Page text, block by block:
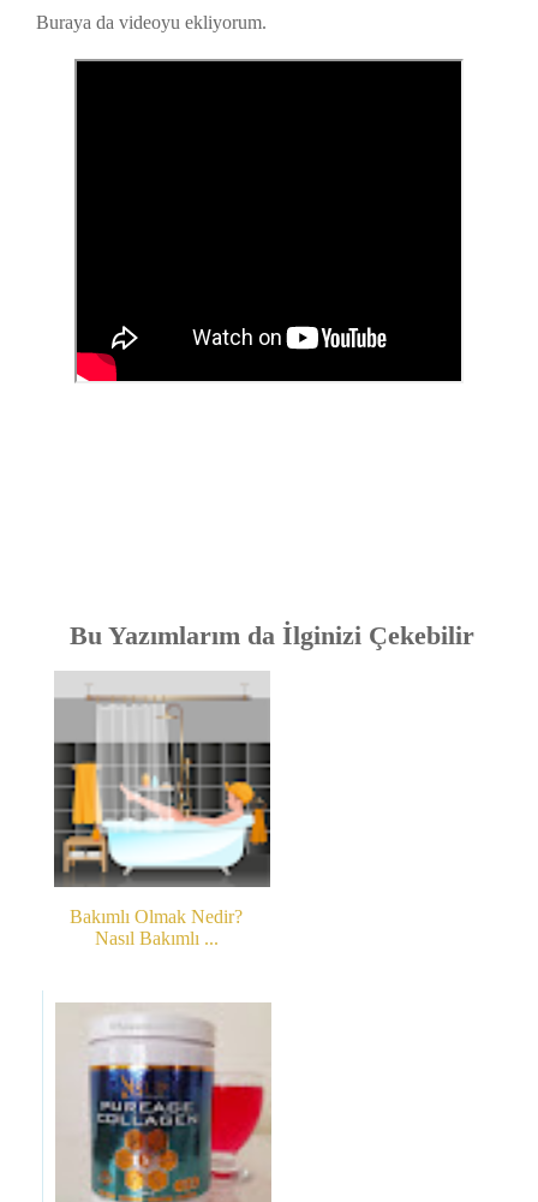
Buraya da videoyu ekliyorum.
Bu Yazımlarım da İlginizi Çekebilir
Bakımlı Olmak Nedir?
Nasıl Bakımlı ...